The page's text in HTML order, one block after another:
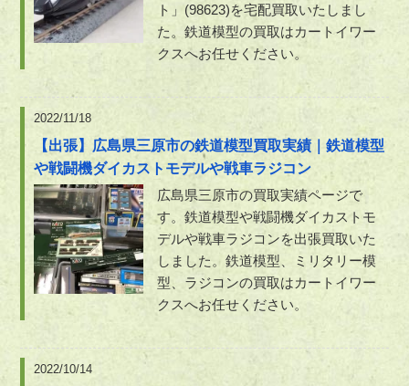
ト」(98623)を宅配買取いたしまし
た。鉄道模型の買取はカートイワー
クスへお任せください。
2022/11/18
【出張】広島県三原市の鉄道模型買取実績｜鉄道模型
や戦闘機ダイカストモデルや戦車ラジコン
広島県三原市の買取実績ページで
す。鉄道模型や戦闘機ダイカストモ
デルや戦車ラジコンを出張買取いた
しました。鉄道模型、ミリタリー模
型、ラジコンの買取はカートイワー
クスへお任せください。
2022/10/14